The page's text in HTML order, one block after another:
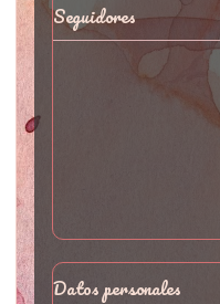
Seguidores
Datos personales